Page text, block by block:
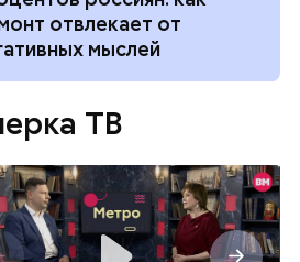
отвлекает от
мыслей
ТВ